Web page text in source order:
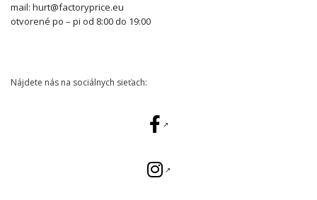
mail: hurt@factoryprice.eu
otvorené po – pi od 8:00 do 19:00
Nájdete nás na sociálnych sieťach: